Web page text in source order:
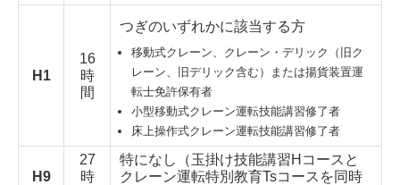
H1
16
時
間
つぎのいずれかに該当する方
移動式クレーン、クレーン・デリック（旧ク
レーン、旧デリック含む）または揚貨装置運
転士免許保有者
小型移動式クレーン運転技能講習修了者
床上操作式クレーン運転技能講習修了者
H9
27
時
特になし（玉掛け技能講習Hコースと
クレーン運転特別教育Tsコースを同時